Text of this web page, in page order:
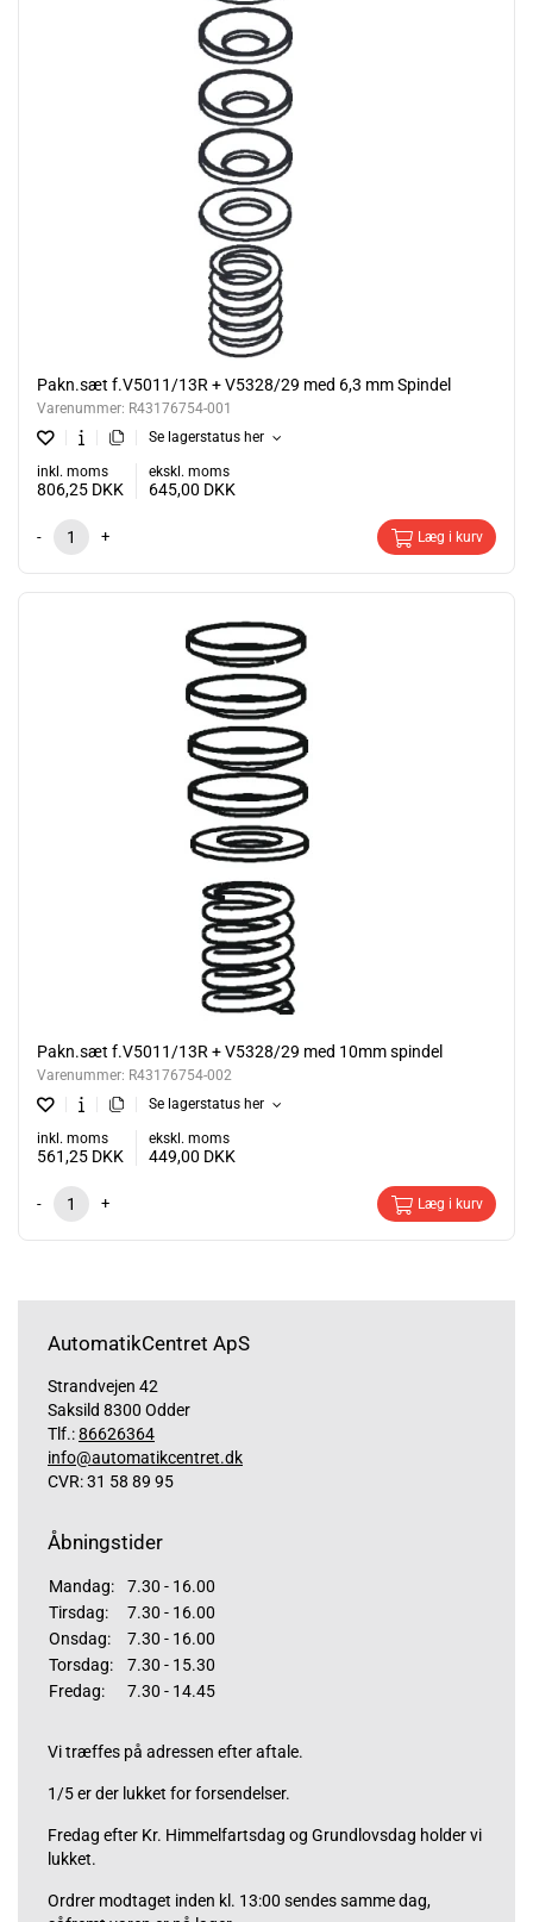
Pakn.sæt f.V5011/13R + V5328/29 med 6,3 mm Spindel
Varenummer: R43176754-001
Se lagerstatus her
inkl. moms
806,25 DKK
ekskl. moms
645,00 DKK
- + Læg i kurv
Pakn.sæt f.V5011/13R + V5328/29 med 10mm spindel
Varenummer: R43176754-002
Se lagerstatus her
inkl. moms
561,25 DKK
ekskl. moms
449,00 DKK
- + Læg i kurv
AutomatikCentret ApS
Strandvejen 42
Saksild 8300 Odder
Tlf.:86626364
info@automatikcentret.dk
CVR: 31 58 89 95
Åbningstider
Mandag:
7.30 - 16.00
Tirsdag:
7.30 - 16.00
Onsdag:
7.30 - 16.00
Torsdag:
7.30 - 15.30
Fredag:
7.30 - 14.45
Vi træffes på adressen efter aftale.
1/5 er der lukket for forsendelser.
Fredag efter Kr. Himmelfartsdag og Grundlovsdag holder vi
lukket.
Ordrer modtaget inden kl. 13:00 sendes samme dag,